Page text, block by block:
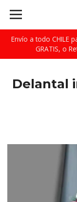
Envío a todo CHILE
GRATIS, o
Delantal